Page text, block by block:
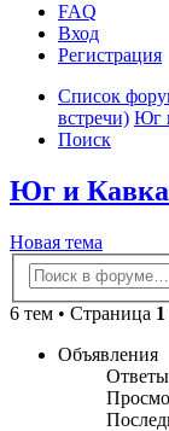
FAQ
Вход
Регистрация
Список
встречи) Юг
Поиск
Юг и
Новая тема
6 тем • Страница 1
Объявления
Ответы